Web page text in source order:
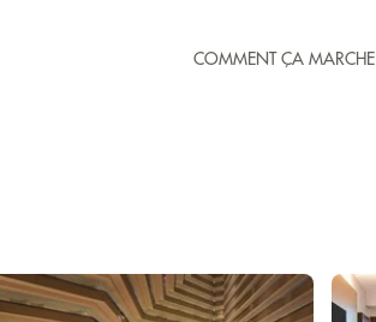
COMMENT ÇA MARCHE